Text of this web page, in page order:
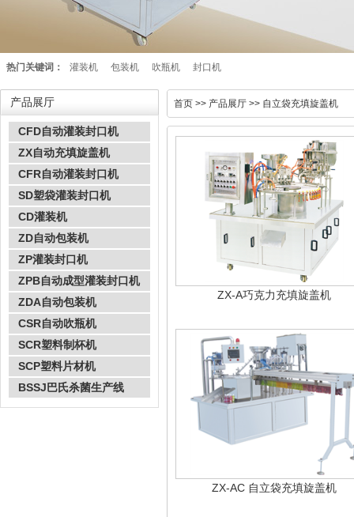
热门关键词： 灌装机 包装机 吹瓶机 封口机
产品展厅
CFD自动灌装封口机
ZX自动充填旋盖机
CFR自动灌装封口机
SD塑袋灌装封口机
CD灌装机
ZD自动包装机
ZP灌装封口机
ZPB自动成型灌装封口机
ZDA自动包装机
CSR自动吹瓶机
SCR塑料制杯机
SCP塑料片材机
BSSJ巴氏杀菌生产线
首页 >> 产品展厅 >> 自立袋充填旋盖机
ZX-A巧克力充填旋盖机
ZX-AC 自立袋充填旋盖机